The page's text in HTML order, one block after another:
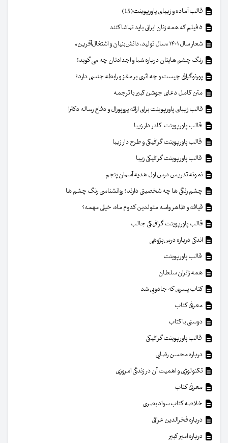
قالب آماده و زیبای پاورپوینت(15)
شعار سال ۱۴۰۱ «سال تولید، دانش‌بنیان و اشتغال‌آفرین»
رنگ چشم هایتان درباره شما و اجدادتان چه می گوید؟
پورنوگرافی چیست و چه اثری بر مغز و رابطه جنسی دارد؟
متن کامل دعای جوشن کبیر با ترجمه
قالب زیبای پاورپوینت برای ارائه پروپوزال و دفاع رساله دکترا
قالب پاورپوینت کادر دار زیبا
قالب پاورپوینت گرافیکی و طرح دار زیبا
قالب پاورپوینت گرافیکی زیبا
نمونه تدریس درس اول هدیه آسمان پنجم
چشم رنگی ها چه شخصیتی دارند؟ روانشناسی رنگ چشم ها
قیافه و ظاهر واسه متولدین کدوم ماه، خیلی مهمه؟
قالب پاورپوینت گرافیکی جالب
اندکی درباره درس‌پژوهی
قالب پاورپوینت
همه زائران سلطان
کتاب پسری که جادویی شد
معرفی کتاب
دوستی با کتاب
قالب پاورپوینت گرافیکی
درباره محسن رضایی
تکنولوژی و اهمیت آن در زندگی امروزی
معرفی کتاب
خلاصه کتاب سواد بصری
درباره فخرالدین عراقی
درباره امیر کبیر